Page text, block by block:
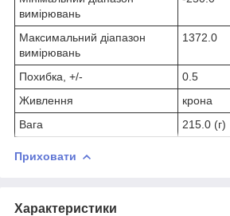
вимірювань
Максимальний діапазон
вимірювань
1372.0
Похибка, +/-
0.5
Живлення
крона
Вага
215.0 (г)
Приховати
Характеристики